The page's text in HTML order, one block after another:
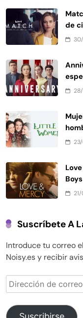
de
Boys
Suscríbete A
Introduce tu correo
Noisy.es y recibir
Dirección
de
correo
electrónico